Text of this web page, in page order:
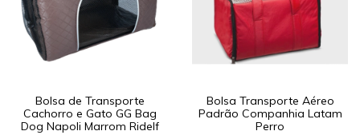
Bolsa de Transporte
Cachorro e Gato GG Bag
Dog Napoli Marrom Ridelf
Bolsa Transporte Aéreo
Padrão Companhia Latam
Perro